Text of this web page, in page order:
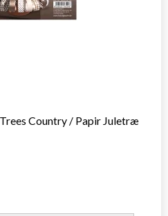
Country / Papir Juletræ